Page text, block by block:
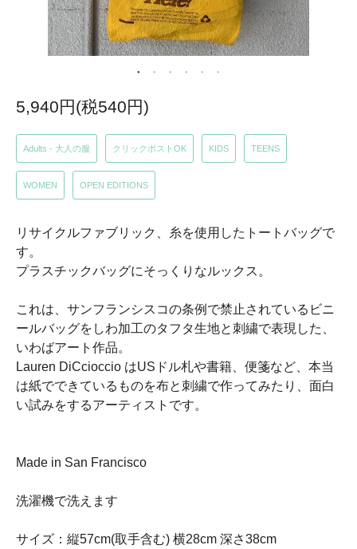
5,940円(税540円)
Adults - 大人の服 クリックポストOK KIDS TEENS
WOMEN OPEN EDITIONS
リサイクルファブリック、糸を使用したトートバッグで
す。
プラスチックバッグにそっくりなルックス。
これは、サンフランシスコの条例で禁止されているビニ
ールバッグをしわ加工のタフタ生地と刺繍で表現した、
いわばアート作品。
Lauren DiCcioccio はUSドル札や書籍、便箋など、本当
は紙でできているものを布と刺繍で作ってみたり、面白
い試みをするアーティストです。
Made in San Francisco
洗濯機で洗えます
サイズ：縦57cm(取手含む) 横28cm 深さ38cm